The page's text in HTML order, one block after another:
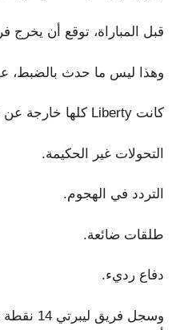
قبل المباراة، توقع أن يخرج
وهذا ليس ما حدث بالضبط،
كانت Liberty كلها خارجة عن المألوف للبدء.
التحولات غير الحكيمة.
التردد في الهجوم.
طلقات ضائعة.
دفاع رديء.
وسجل